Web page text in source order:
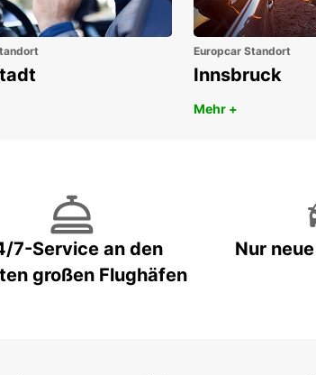
Europcar Standort
Innsbruck
Mehr +
7-Service an den
großen Flughäfen
Nur